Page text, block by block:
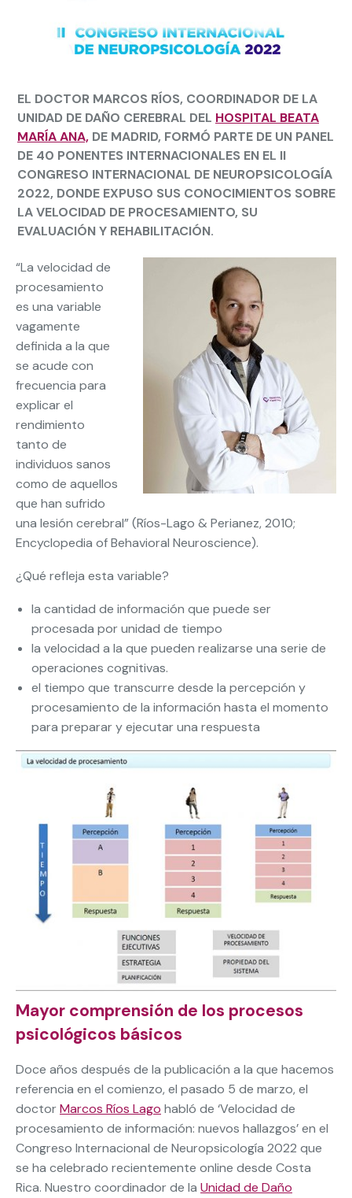
EL DOCTOR MARCOS RÍOS, COORDINADOR DE LA
UNIDAD DE DAÑO CEREBRAL DEL HOSPITAL BEATA
MARÍA ANA, DE MADRID, FORMÓ PARTE DE UN PANEL
DE 40 PONENTES INTERNACIONALES EN EL II
CONGRESO INTERNACIONAL DE NEUROPSICOLOGÍA
2022, DONDE EXPUSO SUS CONOCIMIENTOS SOBRE
LA VELOCIDAD DE PROCESAMIENTO, SU
EVALUACIÓN Y REHABILITACIÓN.
“La velocidad de
procesamiento
es una variable
vagamente
definida a la que
se acude con
frecuencia para
explicar el
rendimiento
tanto de
individuos sanos
como de aquellos
que han sufrido
una lesión cerebral” (Ríos-Lago & Perianez, 2010;
Encyclopedia of Behavioral Neuroscience).
¿Qué refleja esta variable?
la cantidad de información que puede ser
procesada por unidad de tiempo
la velocidad a la que pueden realizarse una serie de
operaciones cognitivas.
el tiempo que transcurre desde la percepción y
procesamiento de la información hasta el momento
para preparar y ejecutar una respuesta
Mayor comprensión de los procesos
psicológicos básicos
Doce años después de la publicación a la que hacemos
referencia en el comienzo, el pasado 5 de marzo, el
doctorMarcos Ríos Lago habló de ‘Velocidad de
procesamiento de información: nuevos hallazgos’ en el
Congreso Internacional de Neuropsicología 2022 que
se ha celebrado recientemente online desde Costa
Rica. Nuestro coordinador de la Unidad de Daño